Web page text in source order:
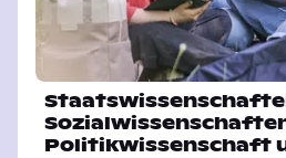
Politikwissenschaft